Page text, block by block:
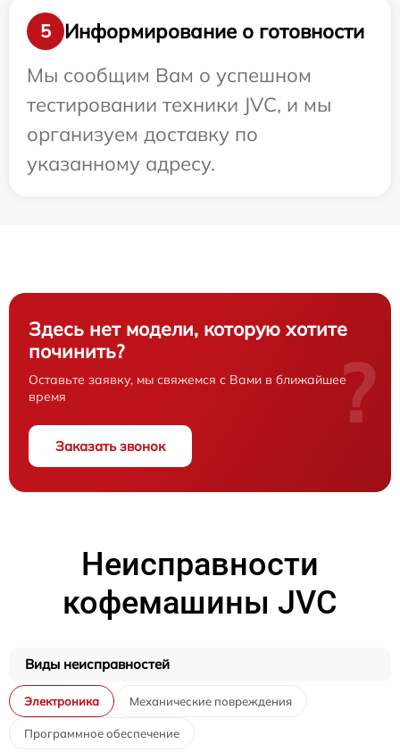
5
Информирование о готовности
Мы сообщим Вам о успешном
тестировании техники JVC, и мы
организуем доставку по
указанному адресу.
Здесь нет модели, которую хотите
починить?
Оставьте заявку, мы свяжемся с Вами в ближайшее
время
Заказать звонок
?
Неисправности
кофемашины JVC
Виды неисправностей
Электроника Механические повреждения
Программное обеспечение